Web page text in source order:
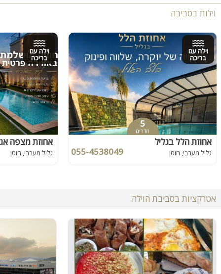
וילות בסביבה
וילה עם
בריכה
5
חדרים
אחוזת הלל בגליל
גליל מערבי, חוסן 055-4538049
וילה עם
בריכה
אחוזת מצפה
גליל מערבי, חוסן
אטרקציות בסביבת הוילה